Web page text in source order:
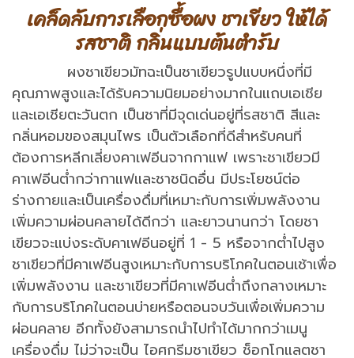
เคล็ดลับการเลือกซื้อผง ชาเขียว ให้ได้
รสชาติ กลิ่นแบบต้นตำรับ
ผงชาเขียวมัทฉะเป็นชาเขียวรูปแบบหนึ่งที่มี
คุณภาพสูงและได้รับความนิยมอย่างมากในแถบเอเชีย
และเอเชียตะวันตก เป็นชาที่มีจุดเด่นอยู่ที่รสชาติ สีและ
กลิ่นหอมของสมุนไพร เป็นตัวเลือกที่ดีสำหรับคนที่
ต้องการหลีกเลี่ยงคาเฟอีนจากกาแฟ เพราะชาเขียวมี
คาเฟอีนต่ำกว่ากาแฟและชาชนิดอื่น มีประโยชน์ต่อ
ร่างกายและเป็นเครื่องดื่มที่เหมาะกับการเพิ่มพลังงาน
เพิ่มความผ่อนคลายได้ดีกว่า และยาวนานกว่า โดยชา
เขียวจะแบ่งระดับคาเฟอีนอยู่ที่ 1 - 5 หรือจากต่ำไปสูง
ชาเขียวที่มีคาเฟอีนสูงเหมาะกับการบริโภคในตอนเช้าเพื่อ
เพิ่มพลังงาน และชาเขียวที่มีคาเฟอีนต่ำถึงกลางเหมาะ
กับการบริโภคในตอนบ่ายหรือตอนจบวันเพื่อเพิ่มความ
ผ่อนคลาย อีกทั้งยังสามารถนำไปทำได้มากกว่าเมนู
เครื่องดื่ม ไม่ว่าจะเป็น ไอศกรีมชาเขียว ช็อกโกแลตชา